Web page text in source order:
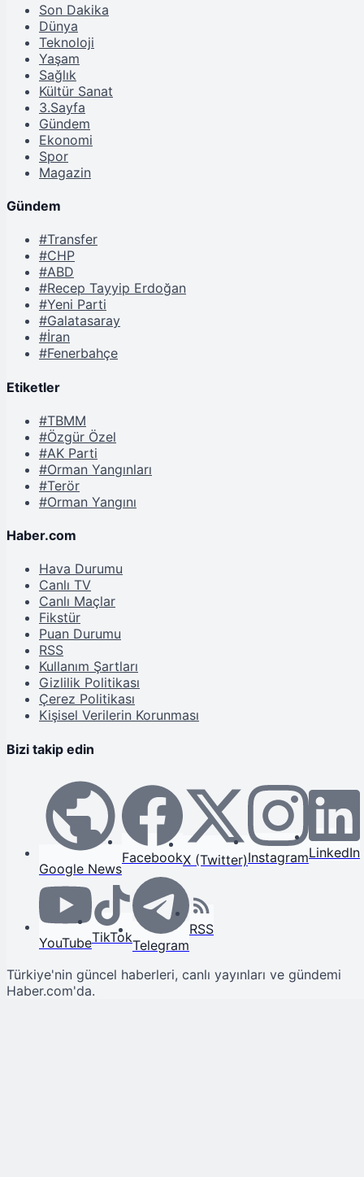
Son Dakika
Dünya
Teknoloji
Yaşam
Sağlık
Kültür Sanat
3.Sayfa
Gündem
Ekonomi
Spor
Magazin
Gündem
#Transfer
#CHP
#ABD
#Recep Tayyip Erdoğan
#Yeni Parti
#Galatasaray
#İran
#Fenerbahçe
Etiketler
#TBMM
#Özgür Özel
#AK Parti
#Orman Yangınları
#Terör
#Orman Yangını
Haber.com
Hava Durumu
Canlı TV
Canlı Maçlar
Fikstür
Puan Durumu
RSS
Kullanım Şartları
Gizlilik Politikası
Çerez Politikası
Kişisel Verilerin Korunması
Bizi takip edin
Google News
FacebookX (Twitter)InstagramLinkedIn
YouTubeTikTokTelegram
RSS
Türkiye'nin güncel haberleri, canlı yayınları ve gündemi
Haber.com'da.